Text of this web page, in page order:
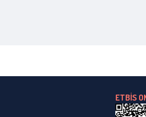
ETBİS